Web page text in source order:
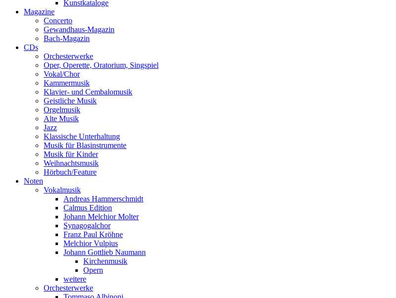
Kunstkataloge
Magazine
Concerto
Gewandhaus-Magazin
Bach-Magazin
CDs
Orchesterwerke
Oper, Operette, Oratorium, Singspiel
Vokal/Chor
Kammermusik
Klavier- und Cembalomusik
Geistliche Musik
Orgelmusik
Alte Musik
Jazz
Klassische Unterhaltung
Musik für Blasinstrumente
Musik für Kinder
Weihnachtsmusik
Hörbuch/Feature
Noten
Vokalmusik
Andreas Hammerschmidt
Calmus Edition
Johann Melchior Molter
Synagogalchor
Franz Paul Kröhne
Melchior Vulpius
Johann Gottlieb Naumann
Kirchenmusik
Opern
weitere
Orchesterwerke